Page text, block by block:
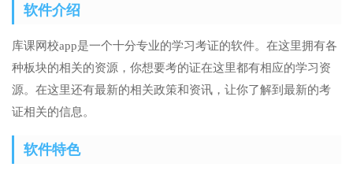
软件介绍
库课网校app是一个十分专业的学习考证的软件。在这里拥有各
种板块的相关的资源，你想要考的证在这里都有相应的学习资
源。在这里还有最新的相关政策和资讯，让你了解到最新的考
证相关的信息。
软件特色